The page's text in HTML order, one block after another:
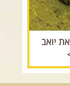
יואב